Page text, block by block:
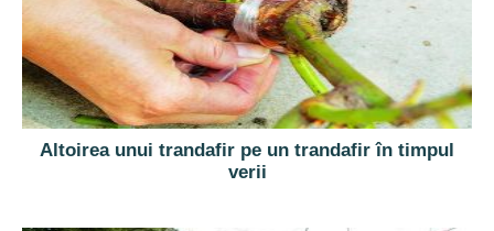
Altoirea unui trandafir pe un trandafir în timpul
verii